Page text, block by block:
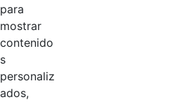
para
mostrar
contenido
s
personaliz
ados,